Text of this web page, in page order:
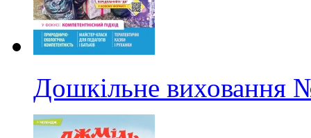
Дошкільне виховання